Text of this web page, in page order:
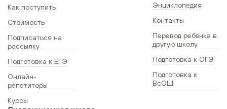
Как поступить
Стоимость
Подписаться на
рассылку
Подготовка к ЕГЭ
Онлайн-
репетиторы
Курсы
Энциклопедия
Контакты
Перевод ребёнка в
другую школу
Подготовка к ОГЭ
Подготовка к
ВсОШ